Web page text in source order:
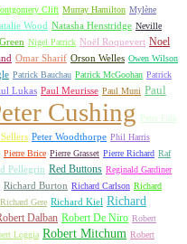
Clift Murray Hamilton Mylène
Wood Natasha Henstridge Neville
Nigel Patrick Noël Roquevert Noel
Omar Sharif Orson Welles Owen Wilson
Patrick Bauchau Patrick McGoohan Patrick
Lukas Paul Meurisse Paul Muni Paul
Cushing Peter Falk
Peter Woodthorpe Phil Harris
Pierre Brice Pierre Grasset Pierre Richard Raf
Pellegrin Red Buttons Reginald Gardiner
Richard Burton Richard Carlson Richard
Richard Gere Richard Kiel Richard
Dalban Robert De Niro Robert
Loggia Robert Mitchum Robert